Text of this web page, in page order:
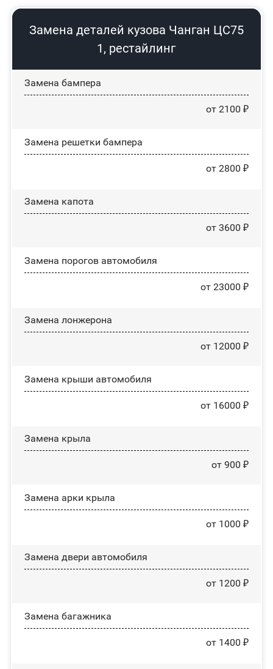
Замена деталей кузова Чанган ЦС75
1, рестайлинг
Замена бампера
от 2100 ₽
Замена решетки бампера
от 2800 ₽
Замена капота
от 3600 ₽
Замена порогов автомобиля
от 23000 ₽
Замена лонжерона
от 12000 ₽
Замена крыши автомобиля
от 16000 ₽
Замена крыла
от 900 ₽
Замена арки крыла
от 1000 ₽
Замена двери автомобиля
от 1200 ₽
Замена багажника
от 1400 ₽